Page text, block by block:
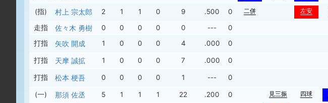
(指) 村上 宗太郎 2 1 1 0 9 .500 0 二併 左安
走指 佐々木 勇樹 0 0 0 0 0 ---
0
打指
矢吹 開成 1 0 0 0 4 .000 0
打指 天摩 誠拡 1 0 0 0 7 .000 0
打指 松本 梗吾 0 0 0 0 1 --- 0
(一) 那須 佐丞 5 1 1 1 22 .200 0 見三振 四球